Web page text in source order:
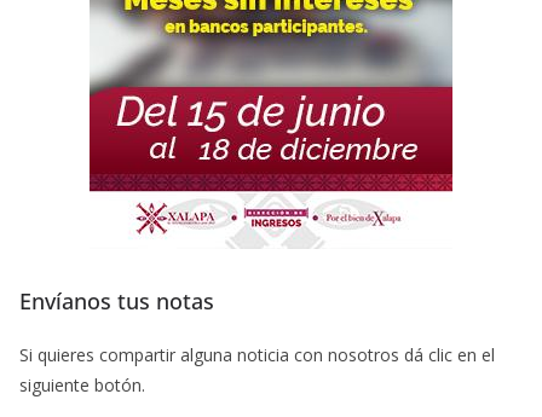
Envíanos tus notas
Si quieres compartir alguna noticia con nosotros dá clic en el
siguiente botón.